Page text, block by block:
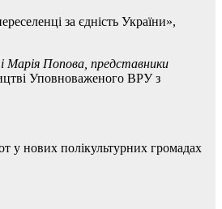
за єдність України»,
Марія Попова, представники
Уповноваженого ВРУ з
у нових полікультурних громадах